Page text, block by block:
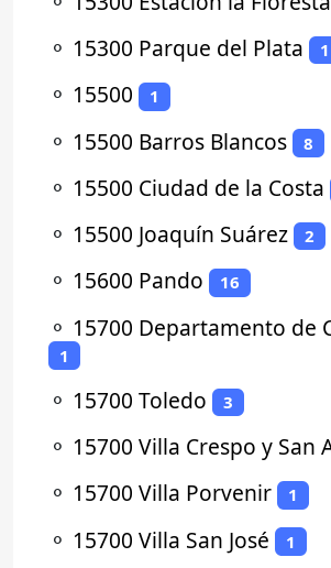
⚬ 15300 Parque del Plata 1
⚬ 15500 1
⚬ 15500 Barros Blancos 8
⚬ 15500 Ciudad de la Costa
⚬ 15500 Joaquín Suárez 2
⚬ 15600 Pando 16
⚬ 15700 Departamento de
1
⚬ 15700 Toledo 3
⚬ 15700 Villa Crespo y San
⚬ 15700 Villa Porvenir 1
⚬ 15700 Villa San José 1